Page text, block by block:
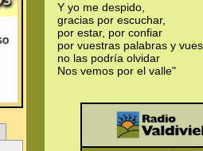
Y yo me despido,
gracias por escuchar,
por estar, por confiar
por vuestras palabras y
no las podría olvidar
Nos vemos por el valle"